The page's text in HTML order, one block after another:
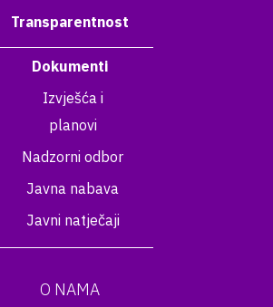
Transparentnost
Dokumenti
Izvješća i
planovi
Nadzorni odbor
Javna nabava
Javni natječaji
O NAMA